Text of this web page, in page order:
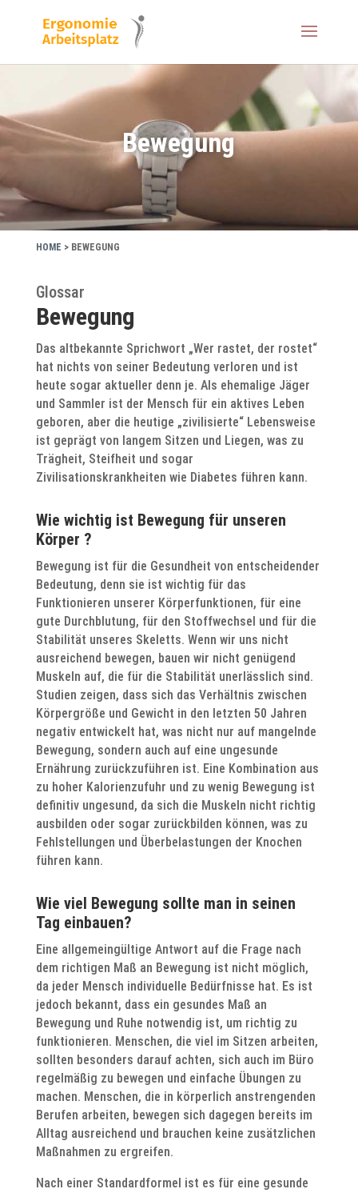
Bewegung
HOME > BEWEGUNG
Glossar
Bewegung
Das altbekannte Sprichwort „Wer rastet, der rostet“
hat nichts von seiner Bedeutung verloren und ist
heute sogar aktueller denn je. Als ehemalige Jäger
und Sammler ist der Mensch für ein aktives Leben
geboren, aber die heutige „zivilisierte“ Lebensweise
ist geprägt von langem Sitzen und Liegen, was zu
Trägheit, Steifheit und sogar
Zivilisationskrankheiten wie Diabetes führen kann.
Wie wichtig ist Bewegung für unseren
Körper ?
Bewegung ist für die Gesundheit von entscheidender
Bedeutung, denn sie ist wichtig für das
Funktionieren unserer Körperfunktionen, für eine
gute Durchblutung, für den Stoffwechsel und für die
Stabilität unseres Skeletts. Wenn wir uns nicht
ausreichend bewegen, bauen wir nicht genügend
Muskeln auf, die für die Stabilität unerlässlich sind.
Studien zeigen, dass sich das Verhältnis zwischen
Körpergröße und Gewicht in den letzten 50 Jahren
negativ entwickelt hat, was nicht nur auf mangelnde
Bewegung, sondern auch auf eine ungesunde
Ernährung zurückzuführen ist. Eine Kombination aus
zu hoher Kalorienzufuhr und zu wenig Bewegung ist
definitiv ungesund, da sich die Muskeln nicht richtig
ausbilden oder sogar zurückbilden können, was zu
Fehlstellungen und Überbelastungen der Knochen
führen kann.
Wie viel Bewegung sollte man in seinen
Tag einbauen?
Eine allgemeingültige Antwort auf die Frage nach
dem richtigen Maß an Bewegung ist nicht möglich,
da jeder Mensch individuelle Bedürfnisse hat. Es ist
jedoch bekannt, dass ein gesundes Maß an
Bewegung und Ruhe notwendig ist, um richtig zu
funktionieren. Menschen, die viel im Sitzen arbeiten,
sollten besonders darauf achten, sich auch im Büro
regelmäßig zu bewegen und einfache Übungen zu
machen. Menschen, die in körperlich anstrengenden
Berufen arbeiten, bewegen sich dagegen bereits im
Alltag ausreichend und brauchen keine zusätzlichen
Maßnahmen zu ergreifen.
Nach einer Standardformel ist es für eine gesunde